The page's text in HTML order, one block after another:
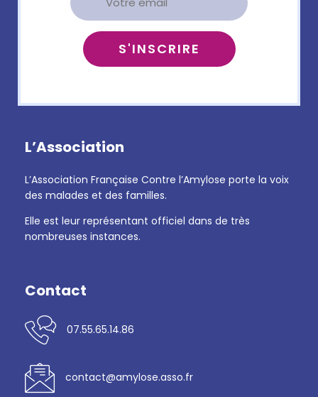
L’Association
L’Association Française Contre l’Amylose porte la voix
des malades et des familles.
Elle est leur représentant officiel dans de très
nombreuses instances.
Contact
07.55.65.14.86
contact@amylose.asso.fr